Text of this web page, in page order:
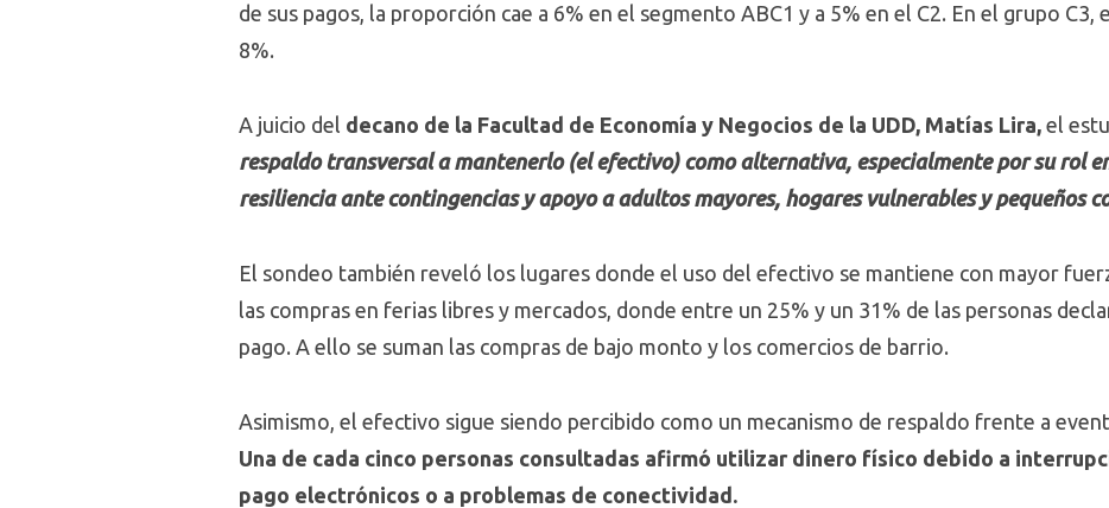
de sus pagos, la proporción cae a 6% en el segmento ABC1 y a 5% en el C2. En el grupo C3,
8%.
A juicio del decano de la Facultad de Economía y Negocios de la UDD, Matías Lira, el
respaldo transversal a mantenerlo (el efectivo) como alternativa, especialmente por su rol
resiliencia ante contingencias y apoyo a adultos mayores, hogares vulnerables y pequeños
El sondeo también reveló los lugares donde el uso del efectivo se mantiene con mayor
las compras en ferias libres y mercados, donde entre un 25% y un 31% de las personas
pago. A ello se suman las compras de bajo monto y los comercios de barrio.
Asimismo, el efectivo sigue siendo percibido como un mecanismo de respaldo frente a
Una de cada cinco personas consultadas afirmó utilizar dinero físico debido a
pago electrónicos o a problemas de conectividad.